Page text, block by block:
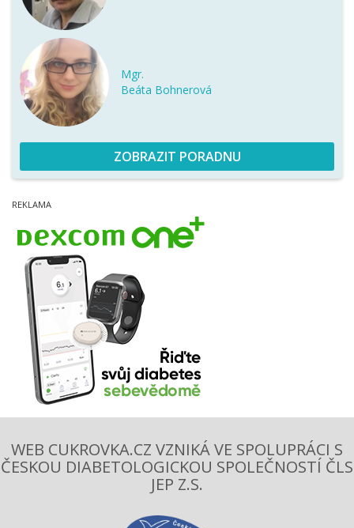
Mgr.
Beáta Bohnerová
ZOBRAZIT PORADNU
WEB CUKROVKA.CZ VZNIKÁ VE SPOLUPRÁCI S
ČESKOU DIABETOLOGICKOU SPOLEČNOSTÍ ČLS
JEP Z.S.